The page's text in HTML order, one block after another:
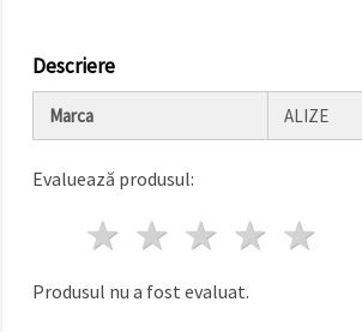
cookie -uri
dat și
făcând clic
pe butonul
"Salvați"
Descriere
Marca ALIZE
Evaluează produsul:
4 stele
3 stele
2 stele
1 stea
Produsul nu a fost evaluat.